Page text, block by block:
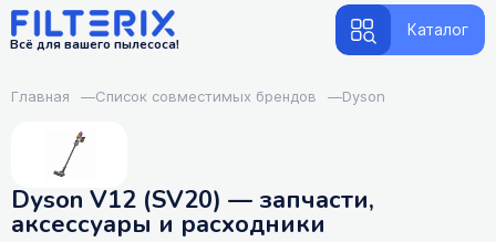
Всё для вашего пылесоса!
Каталог
Главная —Список совместимых брендов —Dyson
Dyson V12 (SV20) — запчасти,
аксессуары и расходники